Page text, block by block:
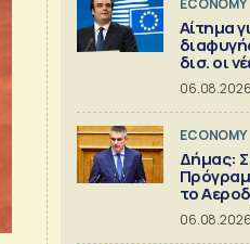
ECONOMY
Αίτημα
δισ. οι
06.08.2026
ECONOMY
Δήμας:
το
06.08.2026